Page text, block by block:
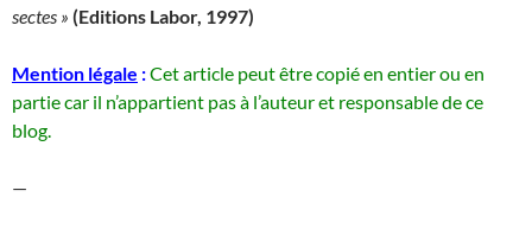
sectes » (Editions Labor, 1997)
Mention légale :Cet article peut être copié en entier ou en
partie car il n’appartient pas à l’auteur et responsable de ce
blog.
—